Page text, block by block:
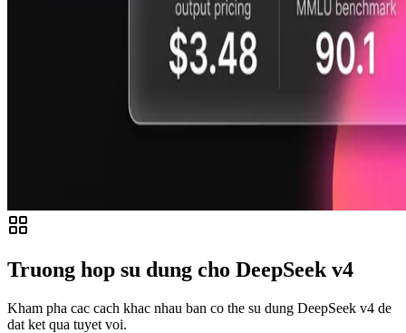
Truong hop su dung cho DeepSeek v4
Kham pha cac cach khac nhau ban co the su dung DeepSeek v4 de
dat ket qua tuyet voi.